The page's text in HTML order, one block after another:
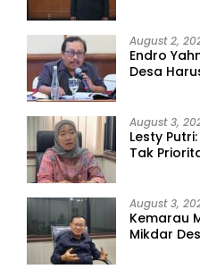
August 2,
Endro
Desa
August 3,
Lesty
Tak
August 3,
Kemarau
Mikdar